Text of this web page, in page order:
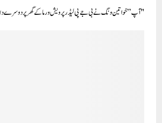
"آپ” خواتین ونگ نے بی جے پی لیڈر پرویش ورما کے گھر پر دوسرے دن